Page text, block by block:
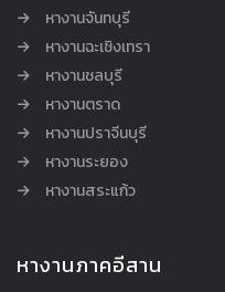
หางานจันทบุรี
หางานฉะเชิงเทรา
หางานชลบุรี
หางานตราด
หางานปราจีนบุรี
หางานระยอง
หางานสระแก้ว
หางานภาคอีสาน